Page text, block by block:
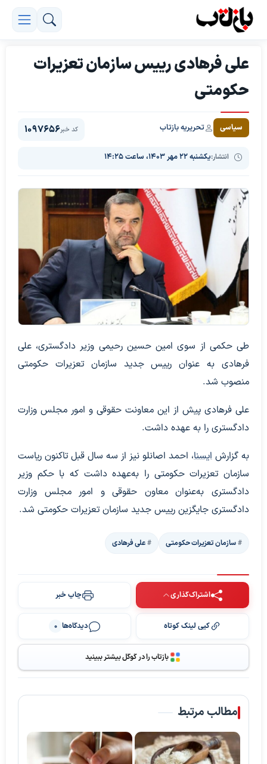
علی فرهادی رییس سازمان تعزیرات
حکومتی
سیاسی تحریریه بازتاب
انتشار:یکشنبه ۲۲ مهر ۱۴۰۳، ساعت ۱۴:۲۵
کد خبر1097656
طی حکمی از سوی امین حسین رحیمی وزیر دادگستری، علی
فرهادی به عنوان رییس جدید سازمان تعزیرات حکومتی
منصوب شد.
علی فرهادی پیش از این معاونت حقوقی و امور مجلس وزارت
دادگستری را به‌ عهده داشت.
به گزارش ایسنا، احمد اصانلو نیز از سه سال قبل تاکنون ریاست
سازمان تعزیرات حکومتی را به‌عهده داشت که با حکم وزیر
دادگستری به‌عنوان معاون حقوقی و امور مجلس وزارت
دادگستری جایگزین رییس جدید سازمان تعزیرات حکومتی شد.
سازمان تعزیرات حکومتی علی فرهادی
اشتراک‌گذاری چاپ خبر
کپی لینک کوتاه دیدگاه‌ها 0
بازتاب را در گوگل بیشتر ببینید
مطالب مرتبط